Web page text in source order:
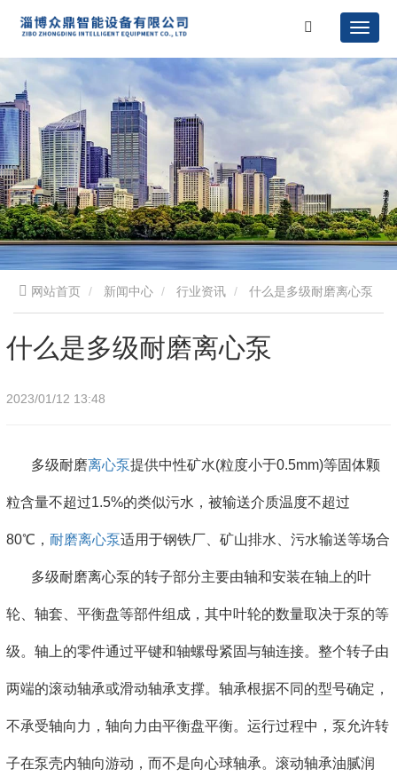
网站首页 新闻中心 行业资讯 什么是多级耐磨离心泵
什么是多级耐磨离心泵
2023/01/12 13:48
多级耐磨离心泵提供中性矿水(粒度小于0.5mm)等固体颗
粒含量不超过1.5%的类似污水，被输送介质温度不超过
80℃， 耐磨离心泵适用于钢铁厂、矿山排水、污水输送等场合
多级耐磨离心泵的转子部分主要由轴和安装在轴上的叶
轮、轴套、平衡盘等部件组成，其中叶轮的数量取决于泵的等
级。轴上的零件通过平键和轴螺母紧固与轴连接。整个转子由
两端的滚动轴承或滑动轴承支撑。轴承根据不同的型号确定，
不承受轴向力，轴向力由平衡盘平衡。运行过程中，泵允许转
子在泵壳内轴向游动，而不是向心球轴承。滚动轴承油腻润